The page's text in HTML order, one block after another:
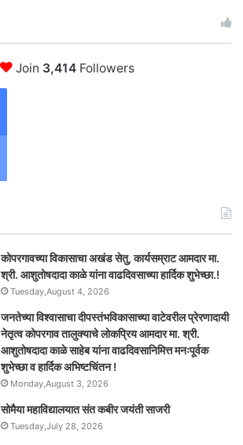
Join 3,414Followers
कोपरगावच्या विकासाचा अखंड सेतु, कार्यसम्राट आमदार मा.
श्री. आशुतोषदादा काळे यांना वाढदिवसाच्या हार्दिक शुभेच्छा.!
Tuesday,August 4, 2026
जनतेच्या विश्वासाचा दीपस्तंभविकासाच्या वाटेवरील प्रेरणादायी
नेतृत्व कोपरगाव तालुक्याचे लोकप्रिय आमदार मा. श्री.
आशुतोषदादा काळे साहेब यांना वाढदिवसानिमित्त मनःपूर्वक
शुभेच्छा व हार्दिक अभिष्टचिंतन !
Monday,August 3, 2026
सोमैया महाविद्यालयात संत कबीर जयंती साजरी
Tuesday,July 28, 2026